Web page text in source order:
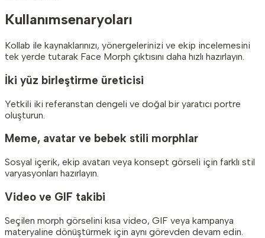
Kullanımsenaryoları
Kollab ile kaynaklarınızı, yönergelerinizi ve ekip incelemesini
tek yerde tutarak Face Morph çıktısını daha hızlı hazırlayın.
İki yüz birleştirme üreticisi
Yetkili iki referanstan dengeli ve doğal bir yaratıcı portre
oluşturun.
Meme, avatar ve bebek stili morphlar
Sosyal içerik, ekip avatarı veya konsept görseli için farklı stil
varyasyonları hazırlayın.
Video ve GIF takibi
Seçilen morph görselini kısa video, GIF veya kampanya
materyaline dönüştürmek için aynı görevden devam edin.